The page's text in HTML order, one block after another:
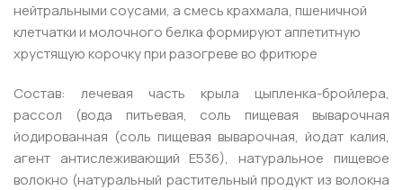
нейтральными соусами, а смесь крахмала, пшеничной
клетчатки и молочного белка формируют аппетитную
хрустящую корочку при разогреве во фритюре
Состав: лечевая часть крыла цыпленка-бройлера,
рассол (вода питьевая, соль пищевая выварочная
йодированная (соль пищевая выварочная, йодат калия,
агент антислеживающий Е536), натуральное пищевое
волокно (натуральный растительный продукт из волокна